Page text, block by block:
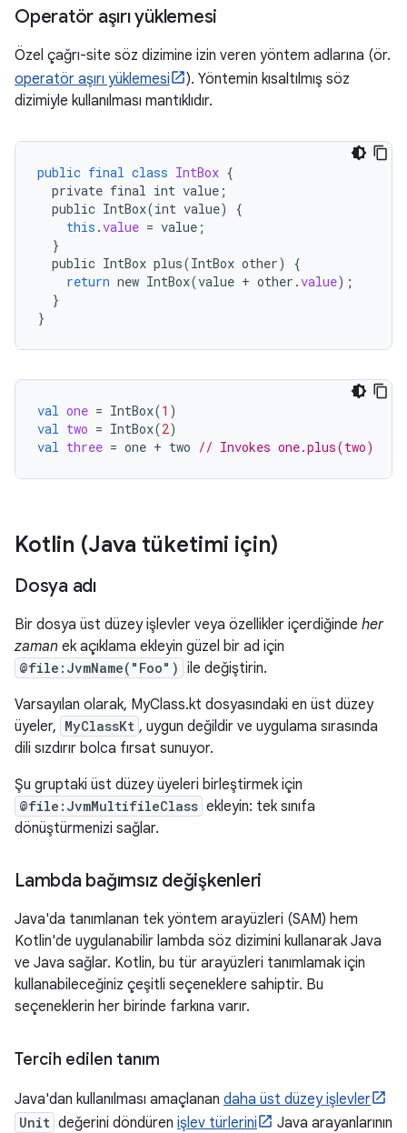
Operatör aşırı yüklemesi
Özel çağrı-site söz dizimine izin veren yöntem adlarına (ör.
operatör aşırı yüklemesi
). Yöntemin kısaltılmış söz
dizimiyle kullanılması mantıklıdır.
public final class IntBox {
private final int value ;
public IntBox(int value)
{
this .value = value ;
}
public IntBox plus(IntBox other)
{
return new IntBox(value + other .value);
}
}
val one = IntBox(1 )
val two = IntBox(2)
val three = one + two // Invokes one.plus(two)
Kotlin (Java tüketimi için)
Dosya adı
Bir dosya üst düzey işlevler veya özellikler içerdiğinde her
zaman ek açıklama ekleyin güzel bir ad için
@file:JvmName("Foo") ile değiştirin.
Varsayılan olarak, MyClass.kt dosyasındaki en üst düzey
üyeler, MyClassKt , uygun değildir ve uygulama sırasında
dili sızdırır bolca fırsat sunuyor.
Şu gruptaki üst düzey üyeleri birleştirmek için
@file:JvmMultifileClass ekleyin: tek sınıfa
dönüştürmenizi sağlar.
Lambda bağımsız değişkenleri
Java'da tanımlanan tek yöntem arayüzleri (SAM) hem
Kotlin'de uygulanabilir lambda söz dizimini kullanarak Java
ve Java sağlar. Kotlin, bu tür arayüzleri tanımlamak için
kullanabileceğiniz çeşitli seçeneklere sahiptir. Bu
seçeneklerin her birinde farkına varır.
Tercih edilen tanım
Java'dan kullanılması amaçlanan daha üst düzey işlevler
Unit değerini döndüren işlev türlerini Java arayanlarının